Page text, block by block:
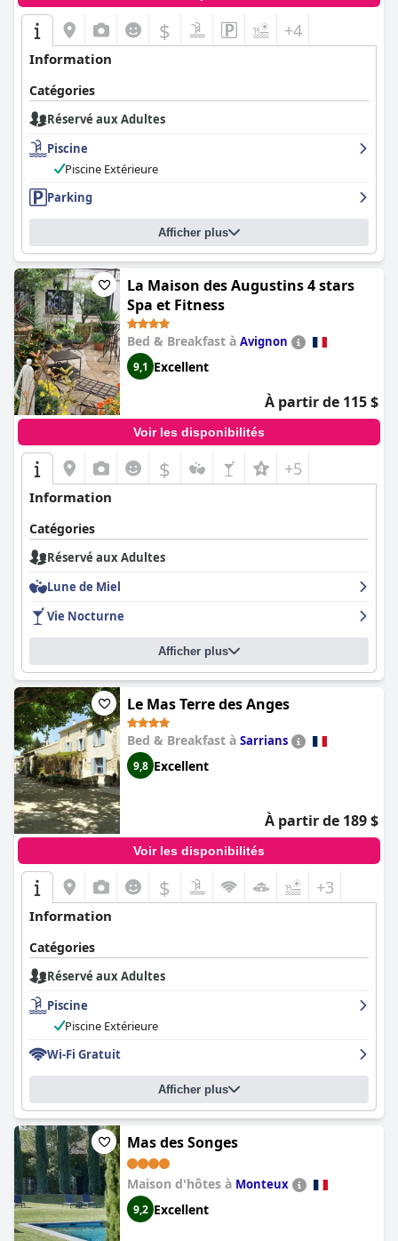
$ +4
Information
Catégories
Réservé aux Adultes
Piscine
Piscine Extérieure
Parking
Afficher plus
La Maison des Augustins 4 stars
Spa et Fitness
Bed & Breakfast à Avignon
9,1 Excellent
À partir de 115 $
Voir les disponibilités
$ +5
Information
Catégories
Réservé aux Adultes
Lune de Miel
Vie Nocturne
Afficher plus
Le Mas Terre des Anges
Bed & Breakfast à Sarrians
9,8 Excellent
À partir de 189 $
Voir les disponibilités
$ +3
Information
Catégories
Réservé aux Adultes
Piscine
Piscine Extérieure
Wi-Fi Gratuit
Afficher plus
Mas des Songes
Maison d'hôtes à Monteux
9,2 Excellent